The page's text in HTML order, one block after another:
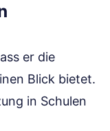
er die
Blick bietet.
in Schulen